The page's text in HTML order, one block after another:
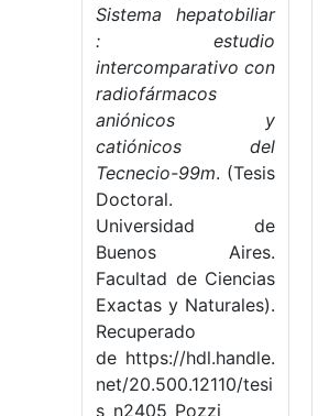
Sistema hepatobiliar
: estudio
intercomparativo con
radiofármacos
aniónicos y
catiónicos del
Tecnecio-99m. (Tesis
Doctoral.
Universidad de
Buenos Aires.
Facultad de Ciencias
Exactas y Naturales).
Recuperado
de https://hdl.handle.
net/20.500.12110/tesi
s_n2405_Pozzi